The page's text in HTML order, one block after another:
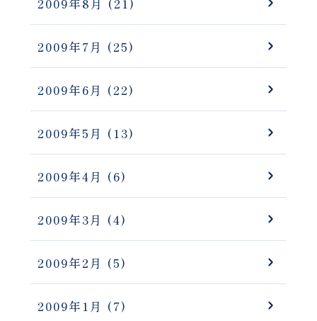
2009年8月 (21)
2009年7月 (25)
2009年6月 (22)
2009年5月 (13)
2009年4月 (6)
2009年3月 (4)
2009年2月 (5)
2009年1月 (7)